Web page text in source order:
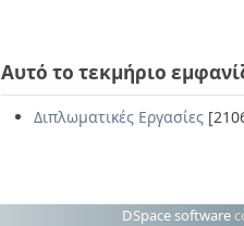
Αυτό το τεκμήριο
Διπλωματικές Εργασίες
DSpace software